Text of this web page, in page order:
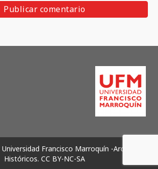
Francisco Marroquín -Archivos
Históricos. CC BY-NC-SA